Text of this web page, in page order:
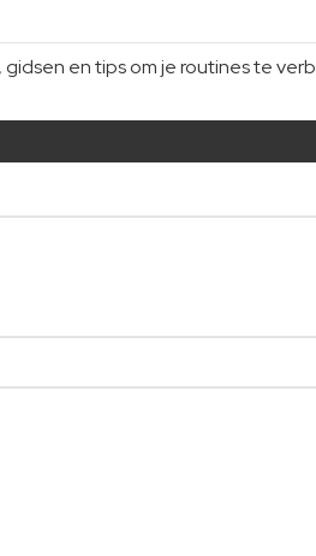
en tips om je routines te